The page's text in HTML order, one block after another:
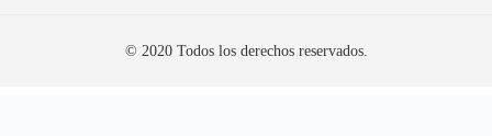
© 2020 Todos los derechos reservados.